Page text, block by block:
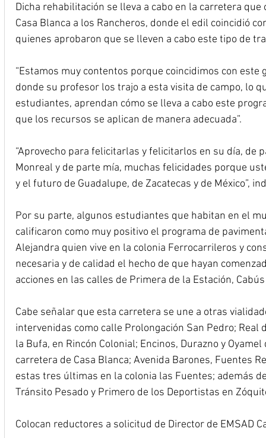
Dicha rehabilitación se lleva a cabo en la carretera
Casa Blanca a los Rancheros, donde el edil coincidió
quienes aprobaron que se lleven a cabo este tipo de
“Estamos muy contentos porque coincidimos con este
donde su profesor los trajo a esta visita de campo, lo
estudiantes, aprendan cómo se lleva a cabo este
que los recursos se aplican de manera adecuada”.
“Aprovecho para felicitarlas y felicitarlos en su día, de
Monreal y de parte mía, muchas felicidades porque
y el futuro de Guadalupe, de Zacatecas y de México”,
Por su parte, algunos estudiantes que habitan en el
calificaron como muy positivo el programa de
Alejandra quien vive en la colonia Ferrocarrileros y
necesaria y de calidad el hecho de que hayan
acciones en las calles de Primera de la Estación,
Cabe señalar que esta carretera se une a otras
intervenidas como calle Prolongación San Pedro; Real
la Bufa, en Rincón Colonial; Encinos, Durazno y
carretera de Casa Blanca; Avenida Barones, Fuentes
estas tres últimas en la colonia las Fuentes; además
Tránsito Pesado y Primero de los Deportistas en
Colocan reductores a solicitud de Director de EMSAD